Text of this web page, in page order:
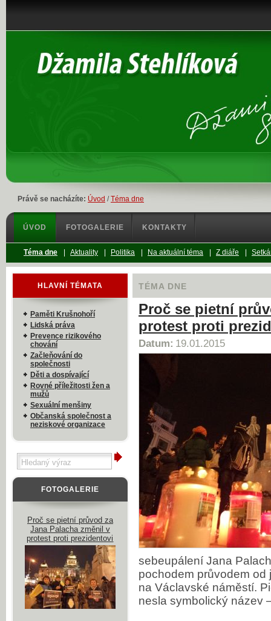
Právě se nacházíte: Úvod /Téma dne
TÉMA DNE
Proč se pietní
protest proti
Datum: 19.01.2015
sebeupálení Jana
pochodem průvodem
na Václavské náměstí.
nesla symbolický název
HLAVNÍ TÉMATA
Paměti Krušnohoří
Lidská práva
Prevence rizikového
chování
Začleňování do
společnosti
Děti a dospívající
Rovné příležitosti žen a
mužů
Sexuální menšiny
Občanská společnost a
neziskové organizace
FOTOGALERIE
Proč se pietní průvod za
Jana Palacha změnil v
protest proti prezidentovi
ÚVOD FOTOGALERIE KONTAKTY
Téma dne Aktuality Politika Na aktuální téma Z diáře